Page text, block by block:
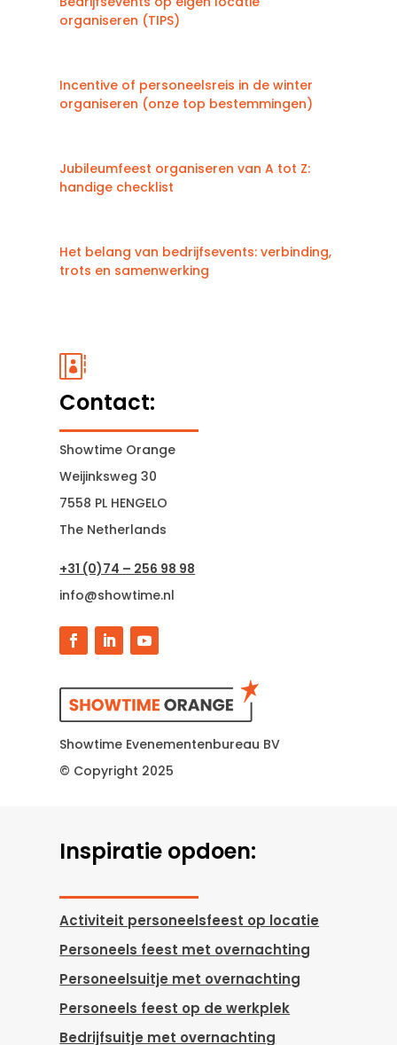
organiseren (TIPS)
Incentive of personeelsreis in de winter
organiseren (onze top bestemmingen)
Jubileumfeest organiseren van A tot Z:
handige checklist
Het belang van bedrijfsevents: verbinding,
trots en samenwerking

Contact:
Showtime Orange
Weijinksweg 30
7558 PL HENGELO
The Netherlands
+31 (0)74 – 256 98 98
info@showtime.nl
Showtime Evenementenbureau BV
© Copyright 2025
Inspiratie opdoen:
Activiteit personeelsfeest op locatie
Personeels feest met overnachting
Personeelsuitje met overnachting
Personeels feest op de werkplek
Bedrijfsuitje met overnachting